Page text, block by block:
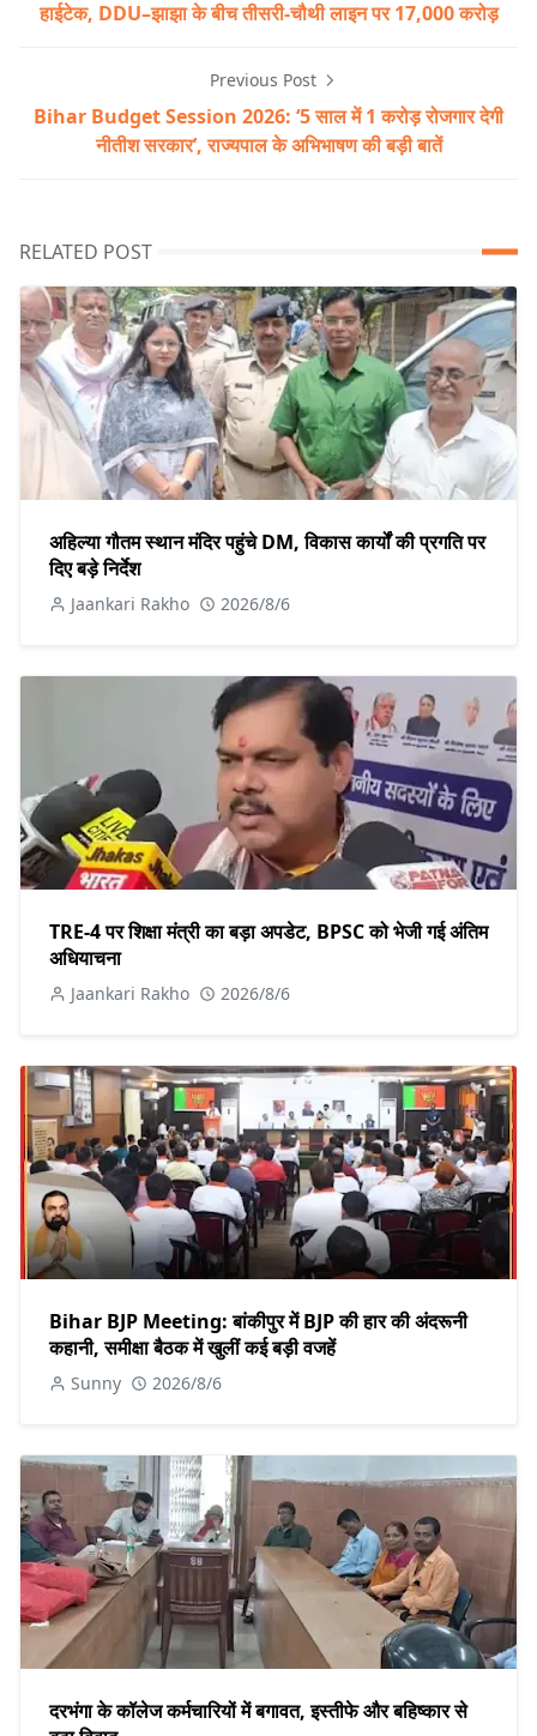
हाईटेक, DDU–झाझा के बीच तीसरी-चौथी लाइन पर 17,000 करोड़
Previous Post
Bihar Budget Session 2026: ‘5 साल में 1 करोड़ रोजगार देगी
नीतीश सरकार’, राज्यपाल के अभिभाषण की बड़ी बातें
RELATED POST
अहिल्या गौतम स्थान मंदिर पहुंचे DM, विकास कार्यों की प्रगति पर
दिए बड़े निर्देश
Jaankari Rakho 2026/8/6
TRE-4 पर शिक्षा मंत्री का बड़ा अपडेट, BPSC को भेजी गई अंतिम
अधियाचना
Jaankari Rakho 2026/8/6
Bihar BJP Meeting: बांकीपुर में BJP की हार की अंदरूनी
कहानी, समीक्षा बैठक में खुलीं कई बड़ी वजहें
Sunny 2026/8/6
दरभंगा के कॉलेज कर्मचारियों में बगावत, इस्तीफे और बहिष्कार से